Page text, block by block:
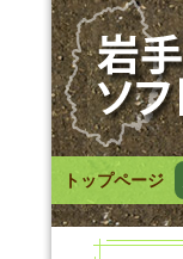
トップページ